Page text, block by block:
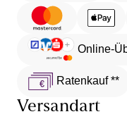
Online-
Ratenkauf **
Versandart